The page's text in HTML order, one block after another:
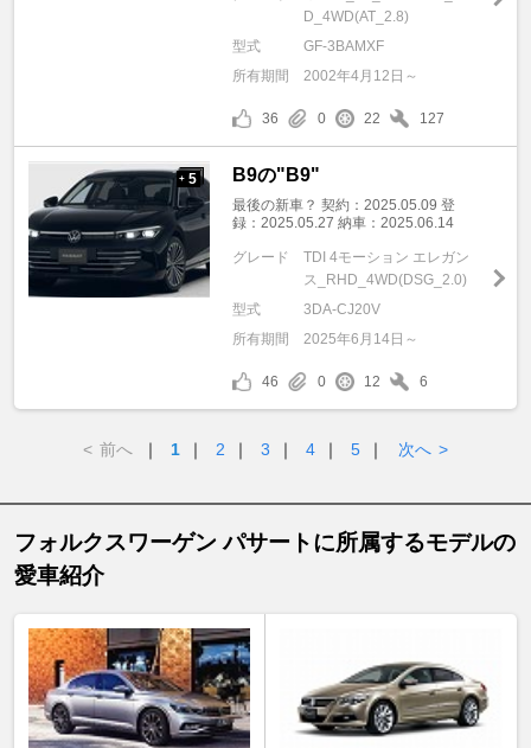
D_4WD(AT_2.8)
型式
GF-3BAMXF
所有期間
2002年4月12日～
36 0 22 127
+ 5 B9の"B9"
最後の新車？ 契約：2025.05.09 登
録：2025.05.27 納車：2025.06.14
グレード
TDI 4モーション エレガン
ス_RHD_4WD(DSG_2.0)
型式
3DA-CJ20V
所有期間
2025年6月14日～
46 0 12 6
< 前へ ｜ 1 ｜ 2 ｜ 3 ｜ 4 ｜ 5 ｜ 次へ >
フォルクスワーゲン パサートに所属するモデルの
愛車紹介